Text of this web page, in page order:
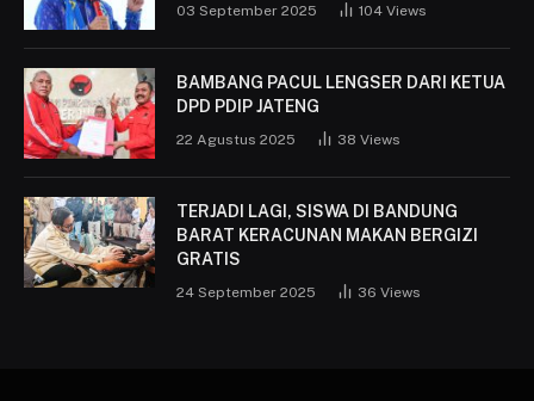
03 September 2025 104 Views
BAMBANG PACUL LENGSER DARI KETUA
DPD PDIP JATENG
22 Agustus 2025 38 Views
TERJADI LAGI, SISWA DI BANDUNG
BARAT KERACUNAN MAKAN BERGIZI
GRATIS
24 September 2025 36 Views